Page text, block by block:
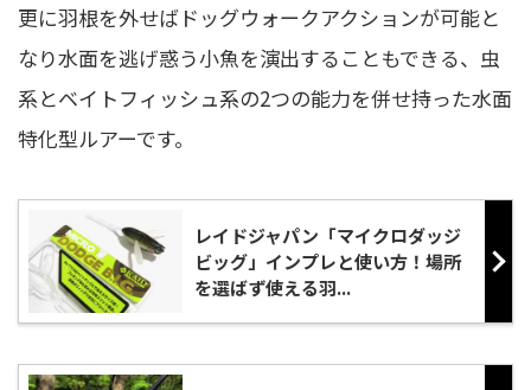
更に羽根を外せばドッグウォークアクションが可能と
なり水面を逃げ惑う小魚を演出することもできる、虫
系とベイトフィッシュ系の2つの能力を併せ持った水面
特化型ルアーです。
レイドジャパン「マイクロダッジ
ビッグ」インプレと使い方！場所
を選ばず使える羽...